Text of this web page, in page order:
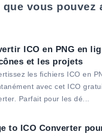
vous pouvez
ICO en PNG en
et les projets
les fichiers ICO en
avec cet ICO
Parfait pour les dé...
to ICO Converter